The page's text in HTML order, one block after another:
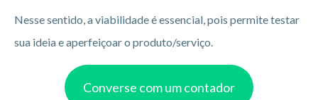
Nesse sentido, a viabilidade é essencial, pois permite testar
sua ideia e aperfeiçoar o produto/serviço.
Converse com um contador